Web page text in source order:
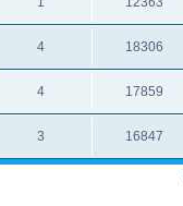
4 18306
4 17859
3 16847